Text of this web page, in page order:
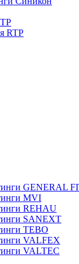
RTP
GENERAL
MVI
REHAU
SANEXT
TEBO
VALFEX
VALTEC